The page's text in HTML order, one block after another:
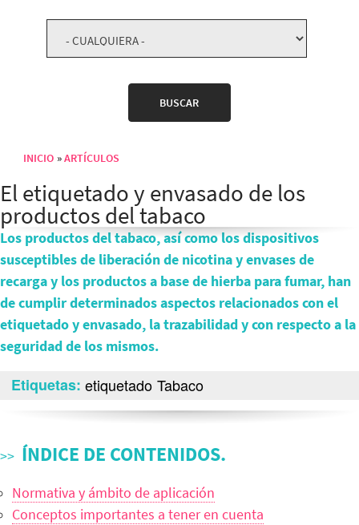
Sobrescribir enlaces de ayuda a la navegación
INICIO ARTÍCULOS
El etiquetado y envasado de los
productos del tabaco
Los productos del tabaco, así como los dispositivos
susceptibles de liberación de nicotina y envases de
recarga y los productos a base de hierba para fumar, han
de cumplir determinados aspectos relacionados con el
etiquetado y envasado, la trazabilidad y con respecto a la
seguridad de los mismos.
Etiquetas etiquetado Tabaco
ÍNDICE DE CONTENIDOS.
Normativa y ámbito de aplicación
Conceptos importantes a tener en cuenta